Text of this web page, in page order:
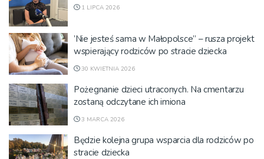
1 LIPCA 2026
’Nie jesteś sama w Małopolsce” – rusza projekt
wspierający rodziców po stracie dziecka
30 KWIETNIA 2026
Pożegnanie dzieci utraconych. Na cmentarzu
zostaną odczytane ich imiona
3 MARCA 2026
Będzie kolejna grupa wsparcia dla rodziców po
stracie dziecka